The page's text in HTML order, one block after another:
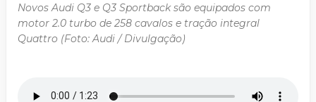
Novos Audi Q3 e Q3 Sportback são equipados com
motor 2.0 turbo de 258 cavalos e tração integral
Quattro (Foto: Audi / Divulgação)